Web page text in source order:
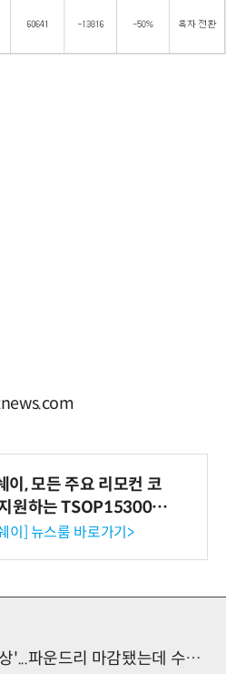
이, 모든 주요 리모컨 코
원하는 TSOP15300 시
IR 수신기 출시
이] 뉴스룸 바로가기>
운드리 마감됐는데 수요 몰려